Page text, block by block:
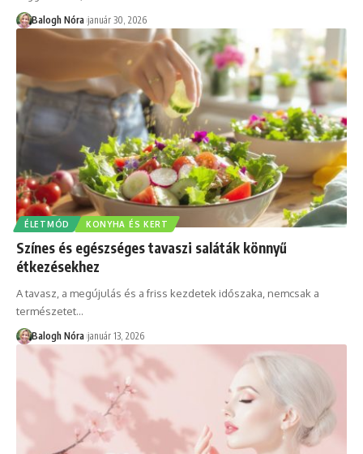
Balogh Nóra január 30, 2026
ÉLETMÓD KONYHA ÉS KERT
Színes és egészséges tavaszi saláták könnyű
étkezésekhez
A tavasz, a megújulás és a friss kezdetek időszaka, nemcsak a
természetet…
Balogh Nóra január 13, 2026